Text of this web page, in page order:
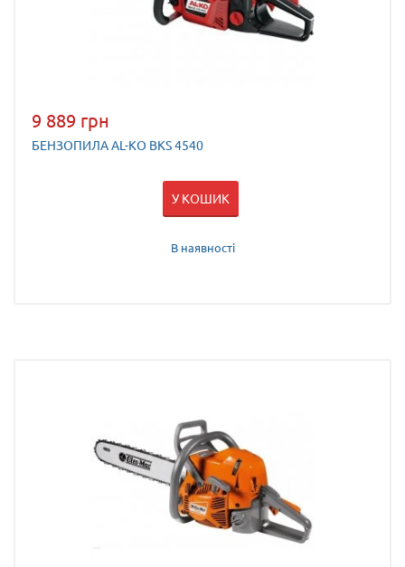
9 889 грн
БЕНЗОПИЛА AL-KO BKS 4540
У КОШИК
В наявності